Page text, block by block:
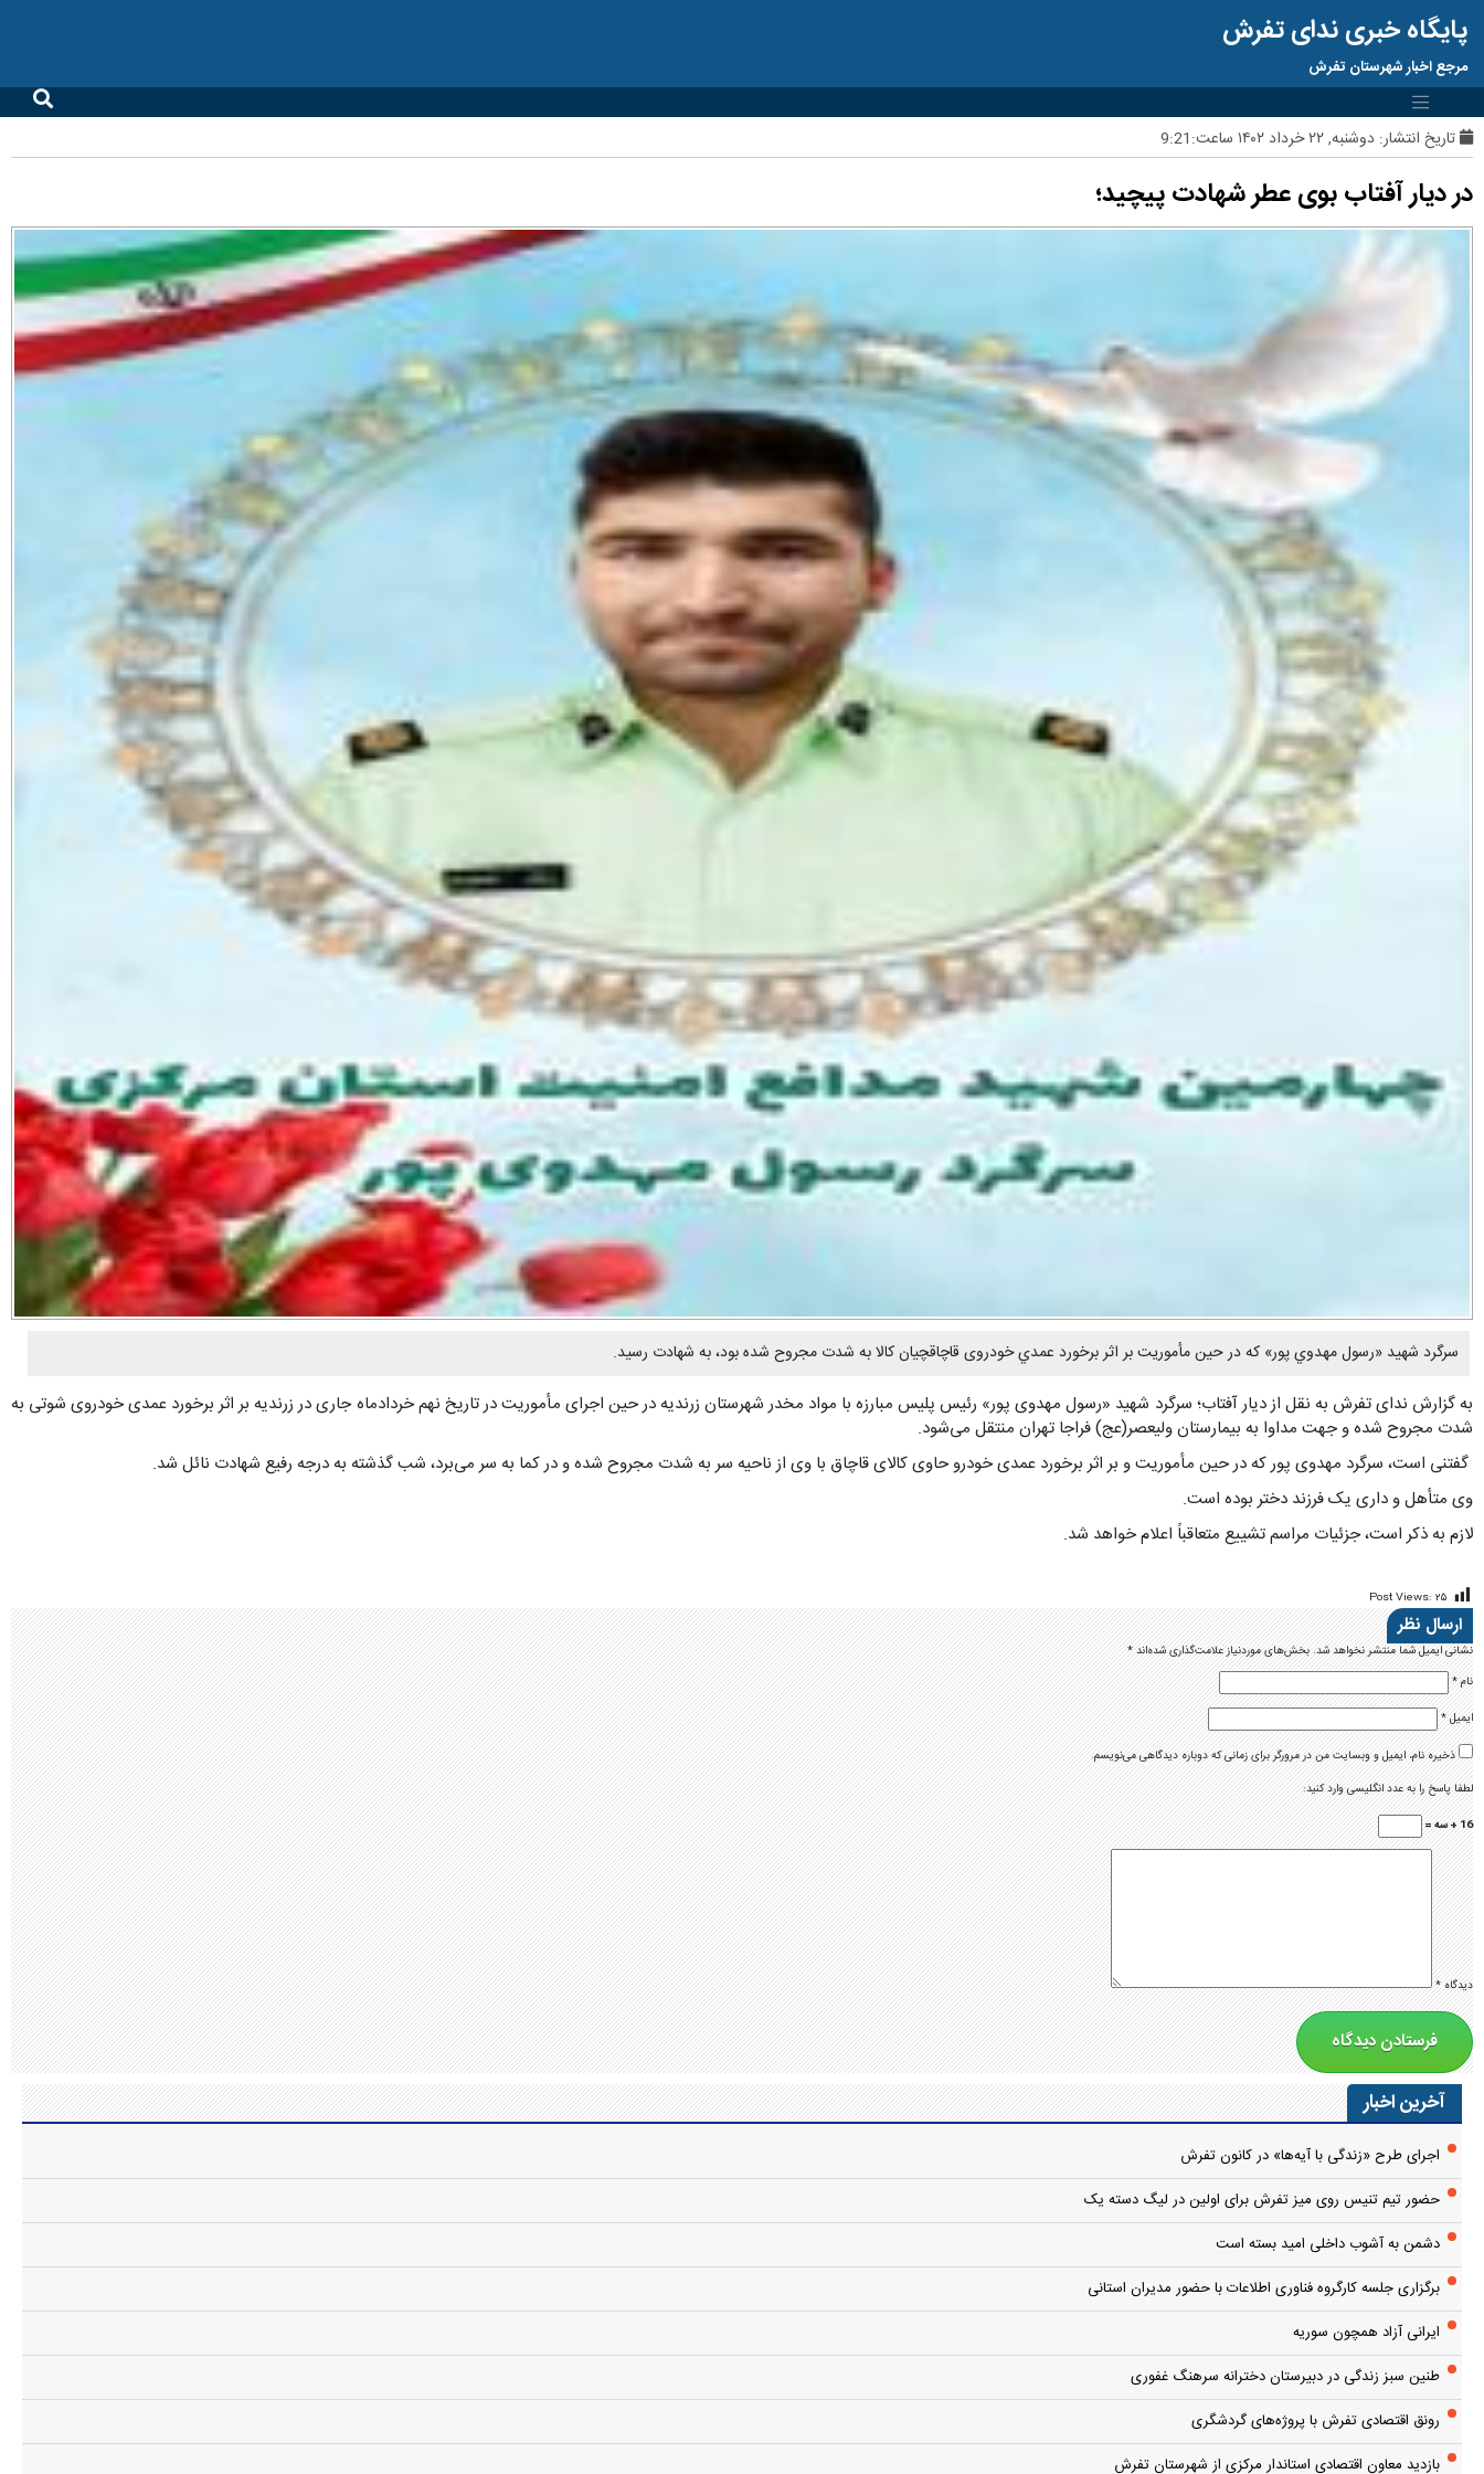
پایگاه خبری ندای تفرش
مرجع اخبار شهرستان تفرش
تاریخ انتشار: دوشنبه, ۲۲ خرداد ۱۴۰۲ ساعت:9:21
در دیار آفتاب بوی عطر شهادت پیچید؛
سرگرد شهید «رسول مهدوي پور» که در حین مأموریت بر اثر برخورد عمدي خودروی قاچاقچیان كالا به شدت مجروح شده بود، به شهادت رسيد.
به گزارش ندای تفرش به نقل از دیار آفتاب؛ سرگرد شهید «رسول مهدوی پور» رئیس پلیس مبارزه با مواد مخدر شهرستان زرندیه در حین اجرای مأموریت در تاریخ نهم خردادماه جاری در زرندیه بر اثر برخورد عمدی خودروی شوتی به
شدت مجروح شده و جهت مداوا به بیمارستان ولیعصر(عج) فراجا تهران منتقل می‌شود.
گفتنی است، سرگرد مهدوی پور که در حین مأموریت و بر اثر برخورد عمدی خودرو حاوی کالای قاچاق با وی از ناحیه سر به شدت مجروح شده و در کما به سر می‌برد، شب گذشته به درجه رفیع شهادت نائل شد.
وی متأهل و داری یک فرزند دختر بوده است.
لازم به ذکر است، جزئیات مراسم تشییع متعاقباً اعلام خواهد شد.
Post Views: ۲۵
ارسال نظر
نشانی ایمیل شما منتشر نخواهد شد.بخش‌های موردنیاز علامت‌گذاری شده‌اند*
نام*
ایمیل*
ذخیره نام، ایمیل و وبسایت من در مرورگر برای زمانی که دوباره دیدگاهی می‌نویسم.
لطفا پاسخ را به عدد انگلیسی وارد کنید:
16 + سه =
دیدگاه*
آخرین اخبار
اجرای طرح «زندگی با آیه‌ها» در کانون تفرش
حضور تیم تنیس روی میز تفرش برای اولین در لیگ دسته یک
دشمن به آشوب داخلی امید بسته است
برگزاری جلسه کارگروه فناوری اطلاعات با حضور مدیران استانی
ایرانی آزاد همچون سوریه
طنین سبز زندگی در دبیرستان دخترانه سرهنگ غفوری
رونق اقتصادی تفرش با پروژه‌های گردشگری
بازدید معاون اقتصادی استاندار مرکزی از شهرستان تفرش